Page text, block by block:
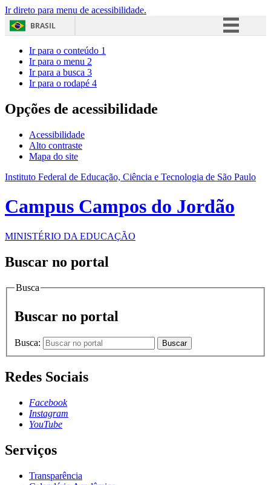
Ir direto para menu de acessibilidade.
BRASIL
Acesso à informação
Ir para o conteúdo 1
Ir para o menu 2
Ir para a busca 3
Ir para o rodapé 4
Opções de acessibilidade
Acessibilidade
Alto contraste
Mapa do site
Instituto Federal de Educação, Ciência e Tecnologia de São Paulo
Campus Campos do Jordão
MINISTÉRIO DA EDUCAÇÃO
Buscar no portal
Busca
Buscar no portal
Busca: Buscar
Redes Sociais
Facebook
Instagram
YouTube
Serviços
Transparência